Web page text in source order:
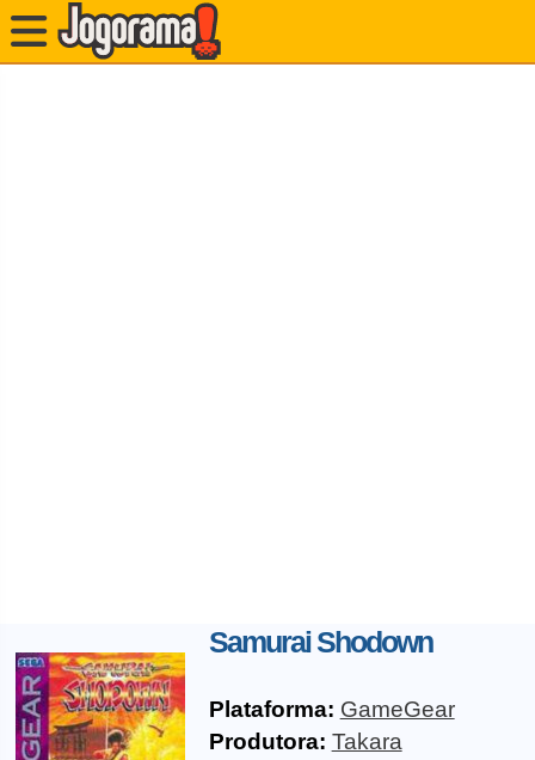
Samurai Shodown
Plataforma: GameGear
Produtora: Takara